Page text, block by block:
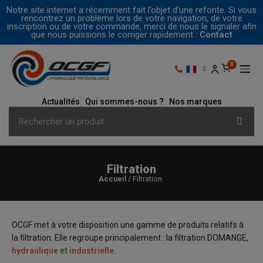
Notre site internet a récemment fait l’objet d’une refonte. Si vous
rencontrez un problème lors de votre navigation, de votre
inscription ou de votre commande, merci de nous le signaler afin
que nous puissions le corriger rapidement : Contact
Actualités Qui sommes-nous ? Nos marques
Filtration
Accueil Filtration
OCGF met à votre disposition une gamme de produits relatifs à
la filtration. Elle regroupe principalement : la filtration DOMANGE,
hydraulique et industrielle.